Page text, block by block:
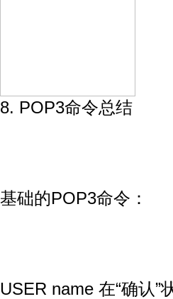
8. POP3命令总结
基础的POP3命令：
USER name 在“确认”